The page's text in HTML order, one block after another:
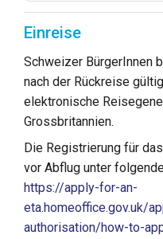
Einreise
Schweizer BürgerInnen
nach der Rückreise
elektronische
Grossbritannien.
Die Registrierung für
vor Abflug unter
https://apply-for-an-
eta.homeoffice.gov.uk/
authorisation/how-to-